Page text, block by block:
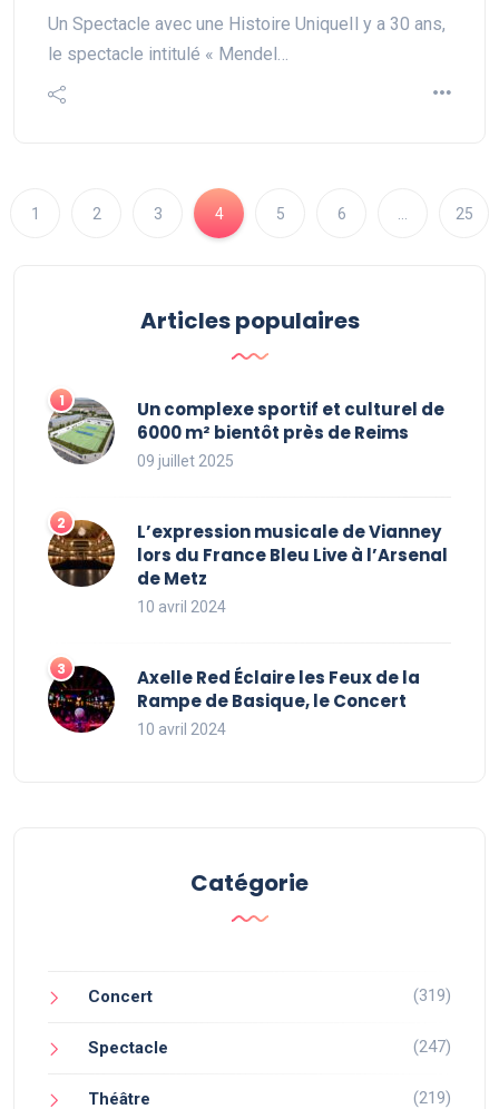
Un Spectacle avec une Histoire UniqueIl y a 30 ans,
le spectacle intitulé « Mendel…
1 2 3 4 5 6 25
Articles populaires
Un complexe sportif et culturel de
6000 m² bientôt près de Reims
09 juillet 2025
L’expression musicale de Vianney
lors du France Bleu Live à l’Arsenal
de Metz
10 avril 2024
Axelle Red Éclaire les Feux de la
Rampe de Basique, le Concert
10 avril 2024
Catégorie
Concert (319)
Spectacle (247)
Théâtre (219)